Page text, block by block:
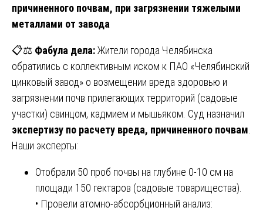
причиненного почвам, при загрязнении тяжелыми
металлами от завода
📋⚖️ Фабула дела:Жители города Челябинска
обратились с коллективным иском к ПАО «Челябинский
цинковый завод» о возмещении вреда здоровью и
загрязнении почв прилегающих территорий (садовые
участки) свинцом, кадмием и мышьяком. Суд назначил
экспертизу по расчету вреда, причиненного почвам
Наши эксперты:
Отобрали 50 проб почвы на глубине 0-10 см на
площади 150 гектаров (садовые товарищества).
• Провели атомно-абсорбционный анализ: